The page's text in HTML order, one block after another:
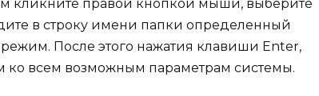
кликните правой кнопкой мыши, выберите
в строку имени папки определенный
После этого нажатия клавиши Enter,
ко всем возможным параметрам системы.